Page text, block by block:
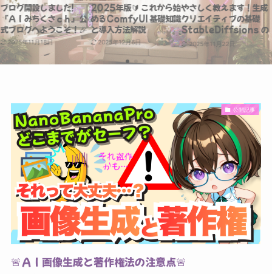
ブログ開設しました!
『ＡＩみちくさｃｈ』公
式ブログへようこそ！🎉
2025年11月18日
2025年版🔰 これから始
めるComfyUI 基礎知識
と導入方法解説
2025年12月6日
やさしく教えます！生成
クリエイティブの基礎
StableDiffsions の
はじめ方
2025年11月22日
公開記事
🚨ＡＩ画像生成と著作権法の注意点🚨